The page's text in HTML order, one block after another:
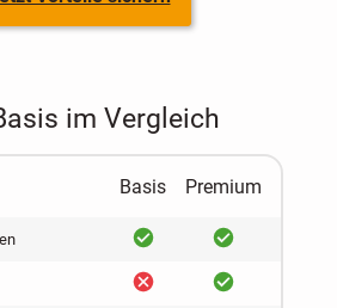
im Vergleich
Basis Premium
ja ja
nein ja